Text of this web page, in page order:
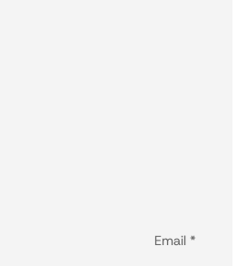
Email *